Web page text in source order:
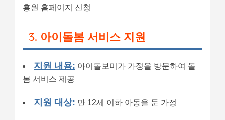
흥원 홈페이지 신청
3. 아이돌봄 서비스 지원
지원 내용: 아이돌보미가 가정을 방문하여 돌
봄 서비스 제공
지원 대상: 만 12세 이하 아동을 둔 가정